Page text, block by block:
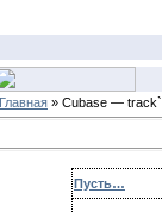
Главная » Cubase —
Пусть…